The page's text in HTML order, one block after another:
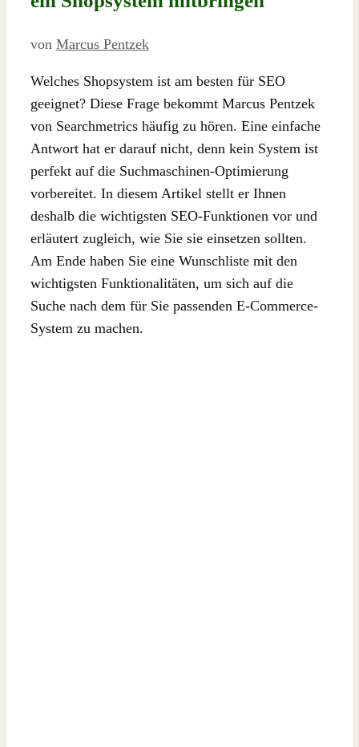
von Marcus Pentzek
Welches Shopsystem ist am besten für SEO
geeignet? Diese Frage bekommt Marcus Pentzek
von Searchmetrics häufig zu hören. Eine einfache
Antwort hat er darauf nicht, denn kein System ist
perfekt auf die Suchmaschinen-Optimierung
vorbereitet. In diesem Artikel stellt er Ihnen
deshalb die wichtigsten SEO-Funktionen vor und
erläutert zugleich, wie Sie sie einsetzen sollten.
Am Ende haben Sie eine Wunschliste mit den
wichtigsten Funktionalitäten, um sich auf die
Suche nach dem für Sie passenden E-Commerce-
System zu machen.